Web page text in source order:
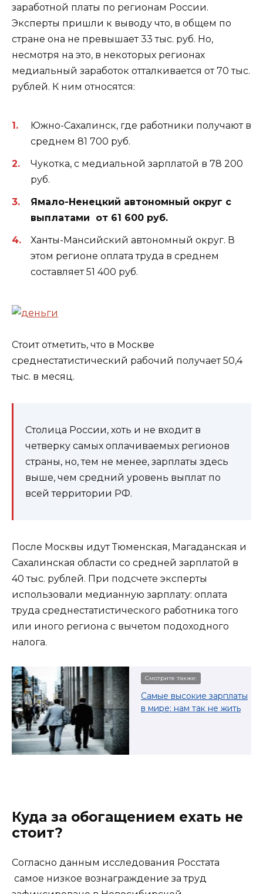
заработной платы по регионам России.
Эксперты пришли к выводу что, в общем по
стране она не превышает 33 тыс. руб. Но,
несмотря на это, в некоторых регионах
медиальный заработок отталкивается от 70 тыс.
рублей. К ним относятся:
Южно-Сахалинск, где работники получают в
среднем 81 700 руб.
Чукотка, с медиальной зарплатой в 78 200
руб.
Ямало-Ненецкий автономный округ с
выплатами от 61 600 руб.
Ханты-Мансийский автономный округ. В
этом регионе оплата труда в среднем
составляет 51 400 руб.
Стоит отметить, что в Москве
среднестатистический рабочий получает 50,4
тыс. в месяц.
Столица России, хоть и не входит в
четверку самых оплачиваемых регионов
страны, но, тем не менее, зарплаты здесь
выше, чем средний уровень выплат по
всей территории РФ.
После Москвы идут Тюменская, Магаданская и
Сахалинская области со средней зарплатой в
40 тыс. рублей. При подсчете эксперты
использовали медианную зарплату: оплата
труда среднестатистического работника того
или иного региона с вычетом подоходного
налога.
Смотрите также:
Самые высокие зарплаты
в мире: нам так не жить
Куда за обогащением ехать не
стоит?
Согласно данным исследования Росстата
самое низкое вознаграждение за труд